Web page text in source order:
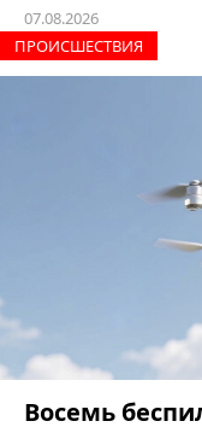
07.08.2026
ПРОИCШЕСТВИЯ
Восемь